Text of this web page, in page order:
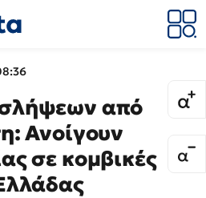
από
Ανοίγουν
σε κομβικές